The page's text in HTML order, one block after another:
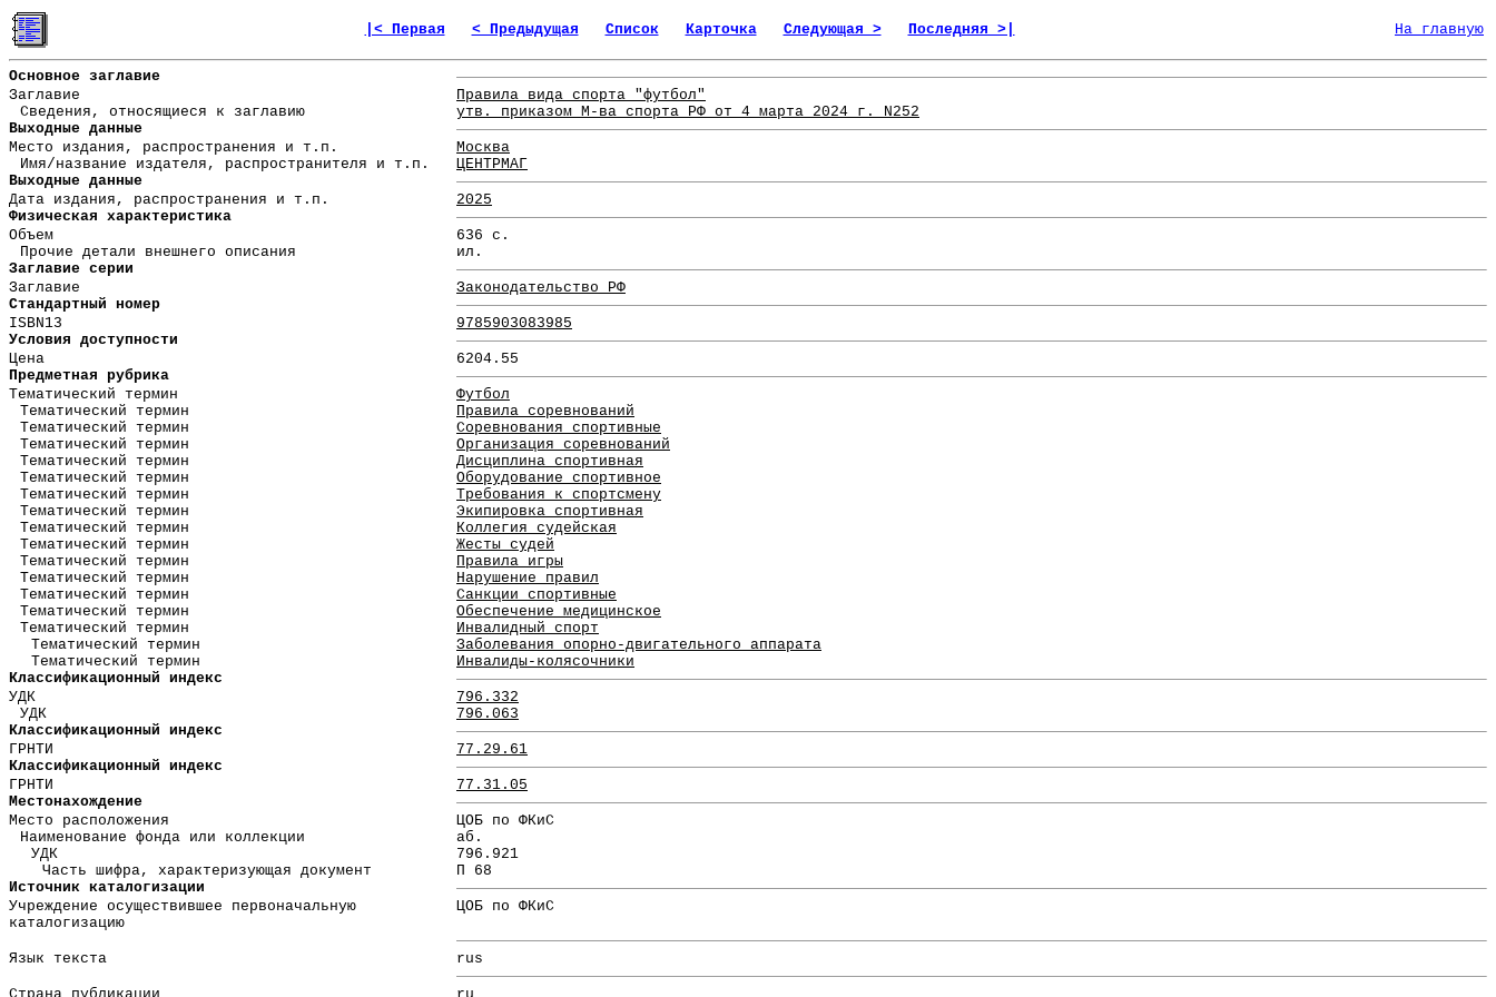
|< Первая < Предыдущая Список Карточка Следующая > Последняя >| На главную
Основное заглавие
Заглавие
Правила вида спорта "футбол"
Сведения, относящиеся к заглавию
утв. приказом М-ва спорта РФ от 4 марта 2024 г. N252
Выходные данные
Место издания, распространения и т.п.
Москва
Имя/название издателя, распространителя и т.п.
ЦЕНТРМАГ
Выходные данные
Дата издания, распространения и т.п.
2025
Физическая характеристика
Объем
636 с.
Прочие детали внешнего описания
ил.
Заглавие серии
Заглавие
Законодательство РФ
Стандартный номер
ISBN13
9785903083985
Условия доступности
Цена
6204.55
Предметная рубрика
Тематический термин
Футбол
Тематический термин
Правила соревнований
Тематический термин
Соревнования спортивные
Тематический термин
Организация соревнований
Тематический термин
Дисциплина спортивная
Тематический термин
Оборудование спортивное
Тематический термин
Требования к спортсмену
Тематический термин
Экипировка спортивная
Тематический термин
Коллегия судейская
Тематический термин
Жесты судей
Тематический термин
Правила игры
Тематический термин
Нарушение правил
Тематический термин
Санкции спортивные
Тематический термин
Обеспечение медицинское
Тематический термин
Инвалидный спорт
Тематический термин
Заболевания опорно-двигательного аппарата
Тематический термин
Инвалиды-колясочники
Классификационный индекс
УДК
796.332
УДК
796.063
Классификационный индекс
ГРНТИ
77.29.61
Классификационный индекс
ГРНТИ
77.31.05
Местонахождение
Место расположения
ЦОБ по ФКиС
Наименование фонда или коллекции
аб.
УДК
796.921
Часть шифра, характеризующая документ
П 68
Источник каталогизации
Учреждение осуществившее первоначальную
каталогизацию
ЦОБ по ФКиС
Язык текста rus